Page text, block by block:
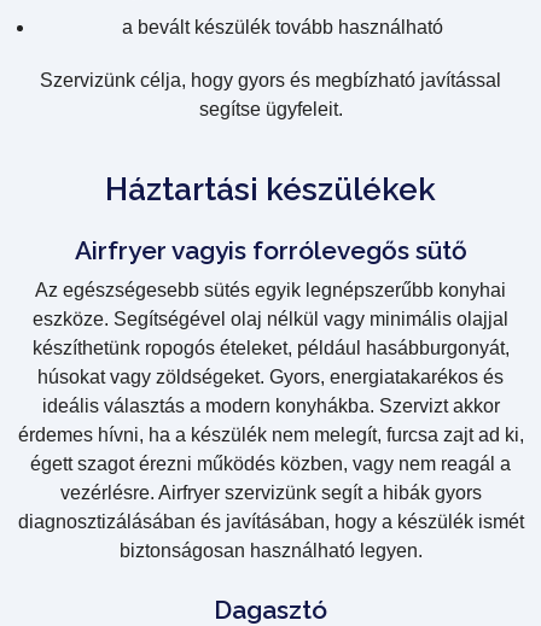
a bevált készülék tovább használható
Szervizünk célja, hogy gyors és megbízható javítással
segítse ügyfeleit.
Háztartási készülékek
Airfryer vagyis forrólevegős sütő
Az egészségesebb sütés egyik legnépszerűbb konyhai
eszköze. Segítségével olaj nélkül vagy minimális olajjal
készíthetünk ropogós ételeket, például hasábburgonyát,
húsokat vagy zöldségeket. Gyors, energiatakarékos és
ideális választás a modern konyhákba. Szervizt akkor
érdemes hívni, ha a készülék nem melegít, furcsa zajt ad ki,
égett szagot érezni működés közben, vagy nem reagál a
vezérlésre. Airfryer szervizünk segít a hibák gyors
diagnosztizálásában és javításában, hogy a készülék ismét
biztonságosan használható legyen.
Dagasztó